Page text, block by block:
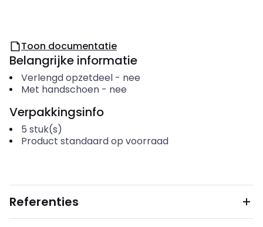
Toon documentatie
Belangrijke informatie
Verlengd opzetdeel- nee
Met handschoen- nee
Verpakkingsinfo
5 stuk(s)
Product standaard op voorraad
Referenties